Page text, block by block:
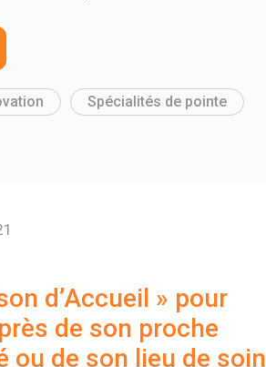
Spécialités de pointe
d’Accueil » pour
de son proche
ou de son lieu de soin